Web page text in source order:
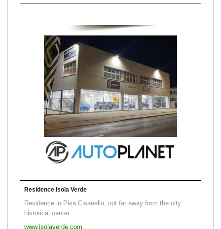
Residence Isola Verde
Residence in Pisa Cisanello, not far away from the city
historical center.
www.isolaverde.com